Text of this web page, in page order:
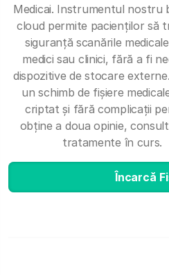
Medicai. Instrumentul nostru
cloud permite pacienților să
siguranță scanările
medici sau clinici, fără a fi
dispozitive de stocare
un schimb de fișiere
criptat și fără complicații
obține a doua opinie,
tratamente în curs.
Încarcă